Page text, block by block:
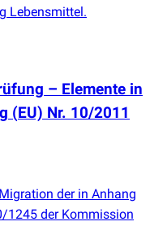
Lebensmittel.
– Elemente in
(EU) Nr. 10/2011
der in Anhang
1245 der Kommission